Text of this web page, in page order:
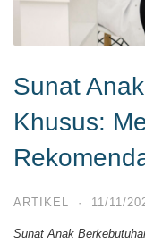
Sunat
Khusus:
ARTIKEL · 11/11/
Sunat Anak